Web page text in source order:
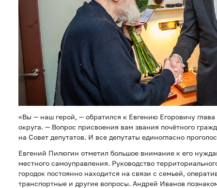
«Вы — наш герой, — обратился к Евгению Егоровичу
округа. — Вопрос присвоения вам звания почётного
на Совет депутатов. И все депутаты единогласно
Евгений Пилюгин отметил большое внимание к его
местного самоуправления. Руководство
городок постоянно находится на связи с семьей,
транспортные и другие вопросы. Андрей Иванов